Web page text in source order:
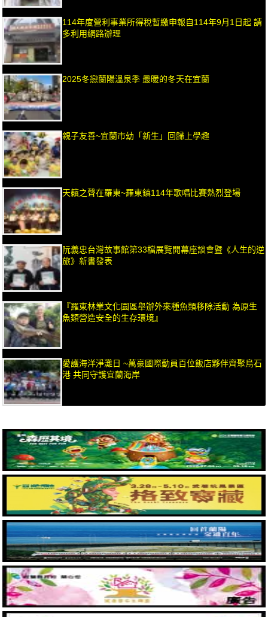
114年度營利事業所得稅暫繳申報自114年9月1日起 請
多利用網路辦理
2025冬戀蘭陽溫泉季 最暖的冬天在宜蘭
親子友善~宜蘭市幼「新生」回歸上學趣
天籟之聲在羅東~羅東鎮114年歌唱比賽熱烈登場
阮義忠台灣故事館第33檔展覽開幕座談會暨《人生的逆
旅》新書發表
『羅東林業文化園區舉辦外來種魚類移除活動 為原生
魚類營造安全的生存環境』
愛護海洋淨灘日 ~萬豪國際動員百位飯店夥伴齊聚烏石
港 共同守護宜蘭海岸